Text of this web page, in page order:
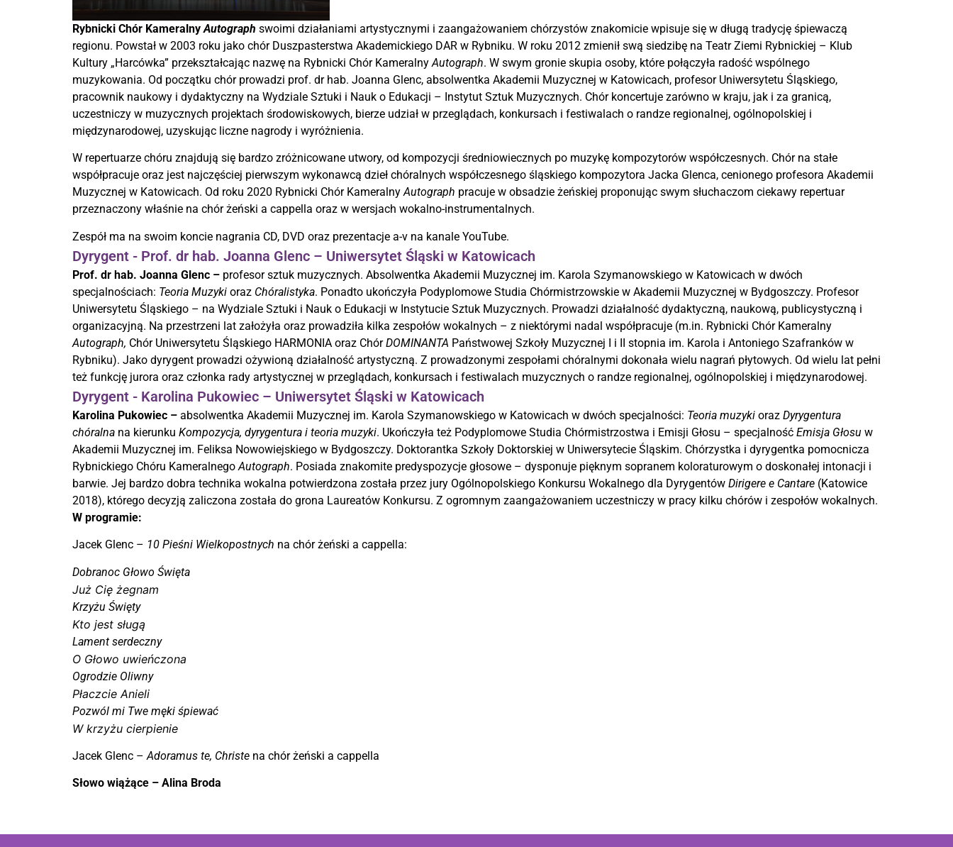
Rybnicki Chór KameralnyAutograph swoimi działaniami artystycznymi i zaangażowaniem chórzystów znakomicie wpisuje się w długą tradycję śpiewaczą
regionu. Powstał w 2003 roku jako chór Duszpasterstwa Akademickiego DAR w Rybniku. W roku 2012 zmienił swą siedzibę na Teatr Ziemi Rybnickiej – Klub
Kultury „Harcówka” przekształcając nazwę na Rybnicki Chór KameralnyAutograph. W swym gronie skupia osoby, które połączyła radość wspólnego
muzykowania. Od początku chór prowadzi prof. dr hab. Joanna Glenc, absolwentka Akademii Muzycznej w Katowicach, profesor Uniwersytetu Śląskiego,
pracownik naukowy i dydaktyczny na Wydziale Sztuki i Nauk o Edukacji – Instytut Sztuk Muzycznych. Chór koncertuje zarówno w kraju, jak i za granicą,
uczestniczy w muzycznych projektach środowiskowych, bierze udział w przeglądach, konkursach i festiwalach o randze regionalnej, ogólnopolskiej i
międzynarodowej, uzyskując liczne nagrody i wyróżnienia.
W repertuarze chóru znajdują się bardzo zróżnicowane utwory, od kompozycji średniowiecznych po muzykę kompozytorów współczesnych. Chór na stałe
współpracuje oraz jest najczęściej pierwszym wykonawcą dzieł chóralnych współczesnego śląskiego kompozytora Jacka Glenca, cenionego profesora Akademii
Muzycznej w Katowicach. Od roku 2020 Rybnicki Chór KameralnyAutograph pracuje w obsadzie żeńskiej proponując swym słuchaczom ciekawy repertuar
przeznaczony właśnie na chór żeński a cappella oraz w wersjach wokalno-instrumentalnych.
Zespół ma na swoim koncie nagrania CD, DVD oraz prezentacje a-v na kanale YouTube.
Dyrygent - Prof. dr hab. Joanna Glenc – Uniwersytet Śląski w Katowicach
Prof. dr hab. Joanna Glenc – profesor sztuk muzycznych. Absolwentka Akademii Muzycznej im. Karola Szymanowskiego w Katowicach w dwóch
specjalnościach: Teoria Muzyki oraz Chóralistyka. Ponadto ukończyła Podyplomowe Studia Chórmistrzowskie w Akademii Muzycznej w Bydgoszczy. Profesor
Uniwersytetu Śląskiego – na Wydziale Sztuki i Nauk o Edukacji w Instytucie Sztuk Muzycznych. Prowadzi działalność dydaktyczną, naukową, publicystyczną i
organizacyjną. Na przestrzeni lat założyła oraz prowadziła kilka zespołów wokalnych – z niektórymi nadal współpracuje (m.in. Rybnicki Chór Kameralny
Autograph, Chór Uniwersytetu Śląskiego HARMONIA oraz ChórDOMINANTA Państwowej Szkoły Muzycznej I i II stopnia im. Karola i Antoniego Szafranków w
Rybniku). Jako dyrygent prowadzi ożywioną działalność artystyczną. Z prowadzonymi zespołami chóralnymi dokonała wielu nagrań płytowych. Od wielu lat pełni
też funkcję jurora oraz członka rady artystycznej w przeglądach, konkursach i festiwalach muzycznych o randze regionalnej, ogólnopolskiej i międzynarodowej.
Dyrygent - Karolina Pukowiec – Uniwersytet Śląski w Katowicach
Karolina Pukowiec – absolwentka Akademii Muzycznej im. Karola Szymanowskiego w Katowicach w dwóch specjalności: Teoria muzyki oraz Dyrygentura
chóralna na kierunku Kompozycja, dyrygentura i teoria muzyki. Ukończyła też Podyplomowe Studia Chórmistrzostwa i Emisji Głosu – specjalność Emisja Głosu w
Akademii Muzycznej im. Feliksa Nowowiejskiego w Bydgoszczy. Doktorantka Szkoły Doktorskiej w Uniwersytecie Śląskim. Chórzystka i dyrygentka pomocnicza
Rybnickiego Chóru KameralnegoAutograph. Posiada znakomite predyspozycje głosowe – dysponuje pięknym sopranem koloraturowym o doskonałej intonacji i
barwie. Jej bardzo dobra technika wokalna potwierdzona została przez jury Ogólnopolskiego Konkursu Wokalnego dla Dyrygentów Dirigere e Cantare (Katowice
2018), którego decyzją zaliczona została do grona Laureatów Konkursu. Z ogromnym zaangażowaniem uczestniczy w pracy kilku chórów i zespołów wokalnych.
W programie:
Jacek Glenc – 10 Pieśni Wielkopostnych na chór żeński a cappella:
Dobranoc Głowo Święta
Już Cię żegnam
Krzyżu Święty
Kto jest sługą
Lament serdeczny
O Głowo uwieńczona
Ogrodzie Oliwny
Płaczcie Anieli
Pozwól mi Twe męki śpiewać
W krzyżu cierpienie
Jacek Glenc –Adoramus te, Christe na chór żeński a cappella
Słowo wiążące – Alina Broda